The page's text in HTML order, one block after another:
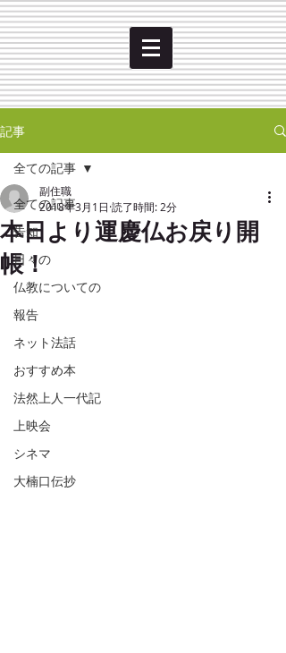
記事
全ての記事
告知
日々の
仏教についての
報告
ネット法話
おすすめ本
法然上人一代記
上映会
シネマ
大楠口伝抄
全ての記事
本日より運慶仏お戻り開
帳！
副住職
2018年3月1日 読了時間: 2分